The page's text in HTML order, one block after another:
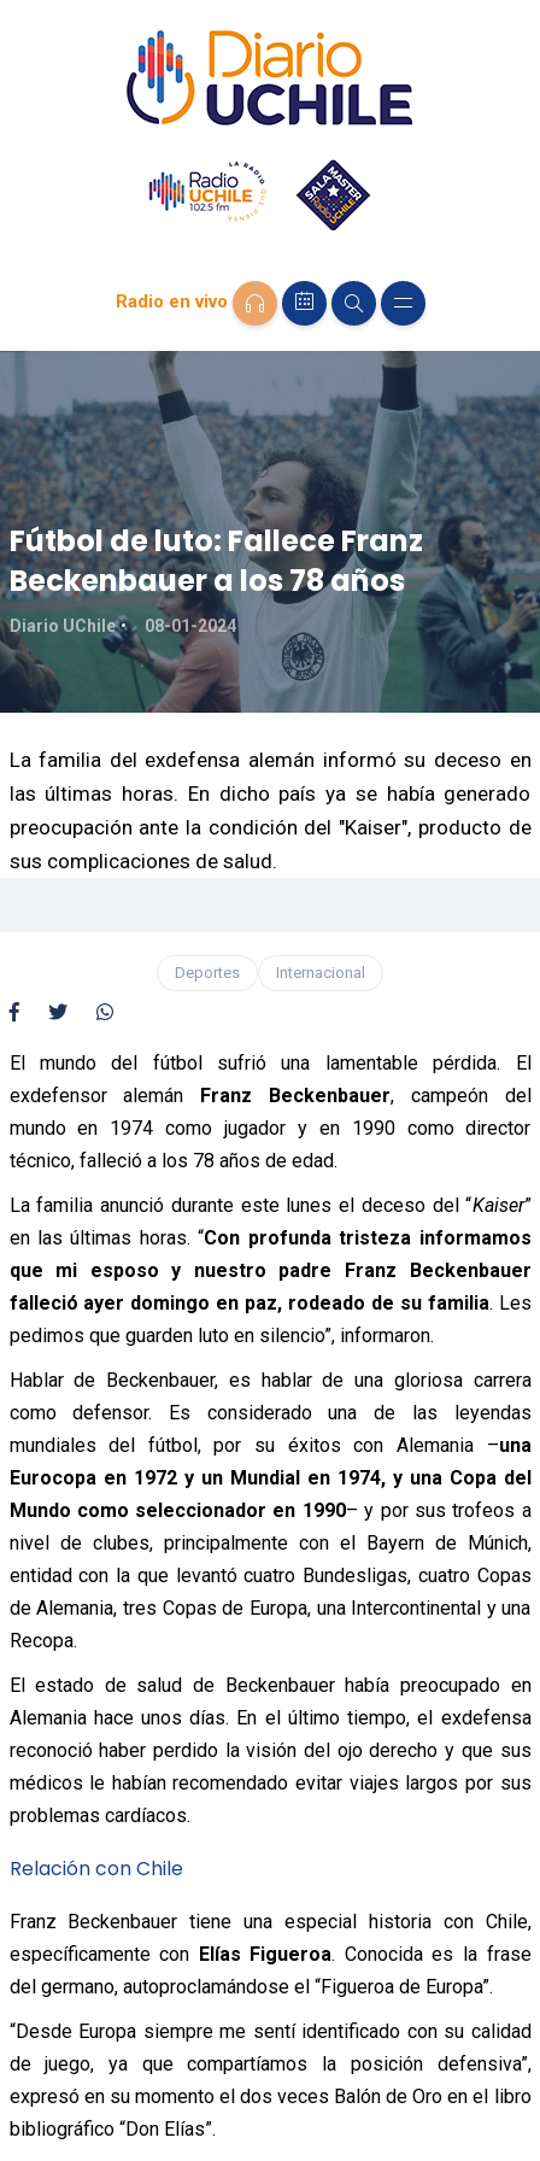
Radio en vivo
Fútbol de luto: Fallece Franz
Beckenbauer a los 78 años
Diario UChile 08-01-2024
La familia del exdefensa alemán informó su deceso en
las últimas horas. En dicho país ya se había generado
preocupación ante la condición del "Kaiser", producto de
sus complicaciones de salud.
Deportes Internacional
El mundo del fútbol sufrió una lamentable pérdida. El
exdefensor alemán Franz Beckenbauer, campeón del
mundo en 1974 como jugador y en 1990 como director
técnico, falleció a los 78 años de edad.
La familia anunció durante este lunes el deceso del “Kaiser”
en las últimas horas. “Con profunda tristeza informamos
que mi esposo y nuestro padre Franz Beckenbauer
falleció ayer domingo en paz, rodeado de su familia. Les
pedimos que guarden luto en silencio”, informaron.
Hablar de Beckenbauer, es hablar de una gloriosa carrera
como defensor. Es considerado una de las leyendas
mundiales del fútbol, por su éxitos con Alemania –una
Eurocopa en 1972 y un Mundial en 1974, y una Copa del
Mundo como seleccionador en 1990– y por sus trofeos a
nivel de clubes, principalmente con el Bayern de Múnich,
entidad con la que levantó cuatro Bundesligas, cuatro Copas
de Alemania, tres Copas de Europa, una Intercontinental y una
Recopa.
El estado de salud de Beckenbauer había preocupado en
Alemania hace unos días. En el último tiempo, el exdefensa
reconoció haber perdido la visión del ojo derecho y que sus
médicos le habían recomendado evitar viajes largos por sus
problemas cardíacos.
Relación con Chile
Franz Beckenbauer tiene una especial historia con Chile,
específicamente con Elías Figueroa. Conocida es la frase
del germano, autoproclamándose el “Figueroa de Europa”.
“Desde Europa siempre me sentí identificado con su calidad
de juego, ya que compartíamos la posición defensiva”,
expresó en su momento el dos veces Balón de Oro en el libro
bibliográfico “Don Elías”.